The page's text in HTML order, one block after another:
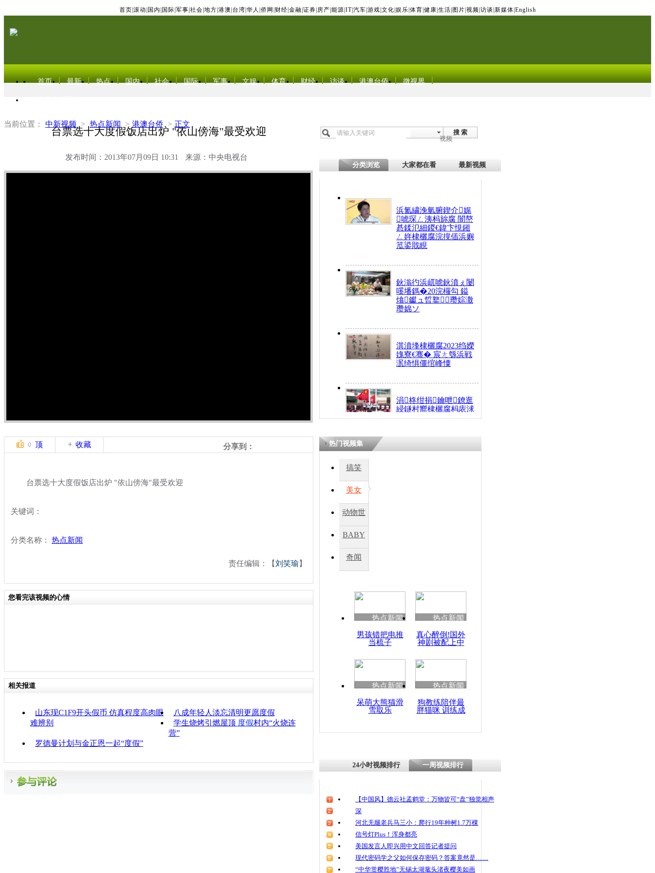
首页 滚动 国内 国际 军事 社会 地方 港澳 台湾 华人 侨网 财经 金融 证券 房产 能源 IT| 汽车 游戏 文化 娱乐 体育 健康 生活 图片 视频 访谈 新媒体 English
首页 最新 热点 国内 社会 国际 军事 文娱 体育 财经 访谈 港澳台侨 微视界
当前位置： 中新视频 > 热点新闻 > 港澳台侨 > 正文
台票选十大度假饭店出炉 "依山傍海"最受欢迎
发布时间：2013年07月09日 10:31 来源：中央电视台
搜 索
视频
分类浏览 大家都在看 最新视频
浜氳繍浼氫腑鍥介娓
唬琛ㄥ洟杩旀腐 闇嶅
惎鍒氾細鍐€鍏卞悓鎺
ㄥ姩棣欐腐浣撹偛浜嬩
笟鍙戝睍
鈥滃彴浜屼唬鈥濆ぇ闄
嗘墦鎷�20浣欏勾 鎰
熻钀ュ晢鐜瓒婃潵
瓒婂ソ
淇濆埄棣欐腐2023绉嬫
媿寮€骞� 宸ㄤ綔浜戦
泦绮惧僵绾峰憟
涓柊绀捐鑰呭鐐逛
綅鐩村嚮棣欐腐杩庡浗
搴�24灏忔椂
0 顶 收藏 分享到：
台票选十大度假饭店出炉 "依山傍海"最受欢迎
关键词：
分类名称： 热点新闻
责任编辑：【刘笑瑜 】
您看完该视频的心情
相关报道
山东现C1F9开头假币 仿真程度高肉眼
难辨别
八成年轻人淡忘清明更愿度假
学生烧烤引燃屋顶 度假村内“火烧连
营”
罗德曼计划与金正恩一起“度假”
热门视频集
搞笑
美女
动物世
BABY
秀
奇闻
热点新闻
男孩错把电推
当梳子
热点新闻
真心醉倒!国外
神剧被配上中
热点新闻
呆萌大熊猫滑
雪取乐
热点新闻
狗教练陪伴最
胖猫咪 训练成
24小时视频排行 一周视频排行
【中国风】德云社孟鹤堂：万物皆可“盘”独觉相声
深
河北无腿老兵马三小：爬行19年种树1.7万棵
信号灯Plus！浑身都亮
美国发言人即兴用中文回答记者提问
现代密码学之父如何保存密码？答案竟然是……
“中华赏樱胜地”无锡太湖鼋头渚夜樱美如画